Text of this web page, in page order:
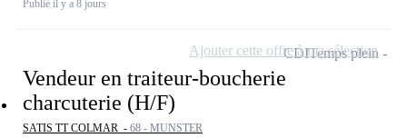
Publié il y a 8 jours
Vendeur en traiteur-boucherie
charcuterie (H/F)
SATIS TT COLMAR - 68 - MUNSTER
CDITemps plein
Ajouter cette offre à ma sélection